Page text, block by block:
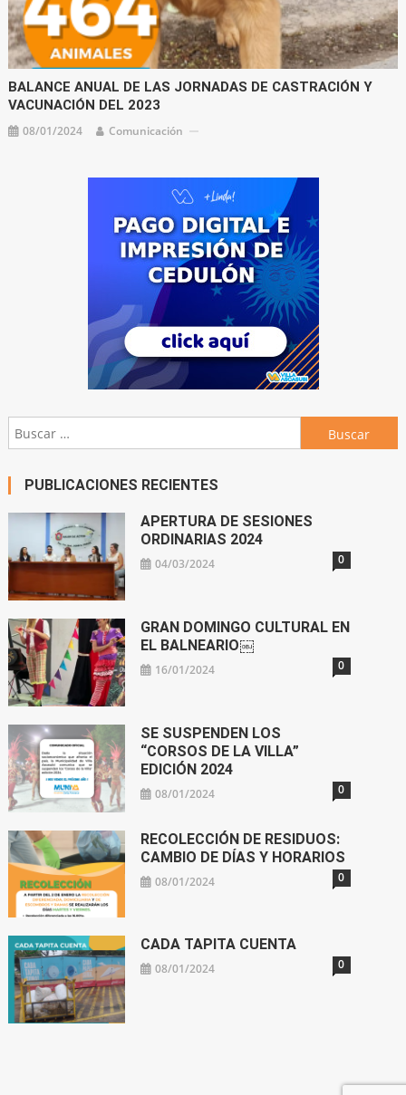
BALANCE ANUAL DE LAS JORNADAS DE CASTRACIÓN Y
VACUNACIÓN DEL 2023
08/01/2024 Comunicación
Buscar:
PUBLICACIONES RECIENTES
APERTURA DE SESIONES
ORDINARIAS 2024
04/03/2024 0
GRAN DOMINGO CULTURAL EN
EL BALNEARIO￼
16/01/2024 0
SE SUSPENDEN LOS
“CORSOS DE LA VILLA”
EDICIÓN 2024
08/01/2024 0
RECOLECCIÓN DE RESIDUOS:
CAMBIO DE DÍAS Y HORARIOS
08/01/2024 0
CADA TAPITA CUENTA
08/01/2024 0